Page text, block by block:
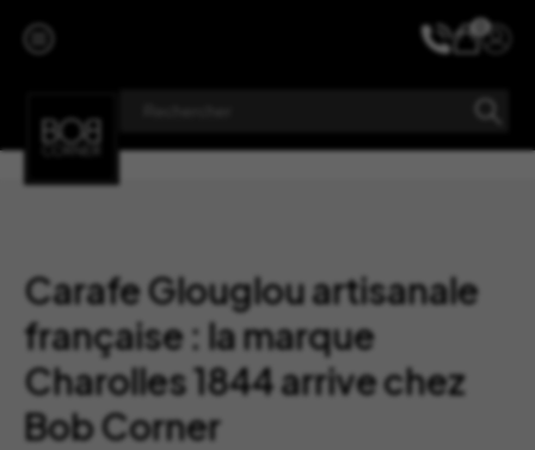
contenu
Carafe Glouglou artisanale
française : la marque
Charolles 1844 arrive chez
Bob Corner